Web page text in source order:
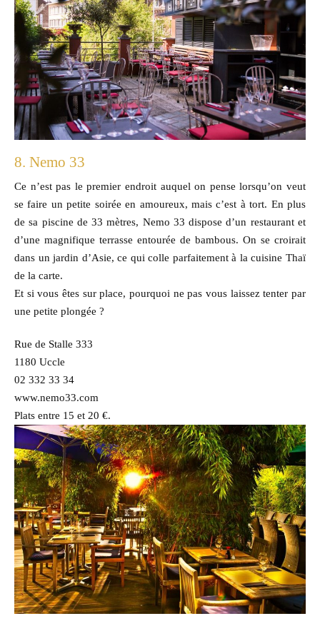
8. Nemo 33
Ce n’est pas le premier endroit auquel on pense lorsqu’on veut
se faire un petite soirée en amoureux, mais c’est à tort. En plus
de sa piscine de 33 mètres, Nemo 33 dispose d’un restaurant et
d’une magnifique terrasse entourée de bambous. On se croirait
dans un jardin d’Asie, ce qui colle parfaitement à la cuisine Thaï
de la carte.
Et si vous êtes sur place, pourquoi ne pas vous laissez tenter par
une petite plongée ?
Rue de Stalle 333
1180 Uccle
02 332 33 34
www.nemo33.com
Plats entre 15 et 20 €.